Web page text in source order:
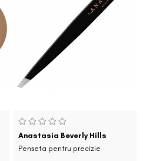
Anastasia Beverly Hills
Penseta pentru precizie